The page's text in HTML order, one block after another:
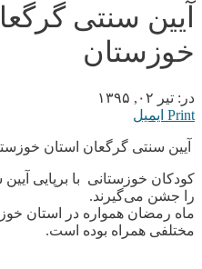
آیین سنتی
خوزستان
در: تیر ۰۲, ۱۳۹۵
Print ایمیل
آیین سنتی گرگعان استان
کودکان خوزستانی‌ با برپایی
را جشن می‌گیرند.
ماه رمضان همواره در استان
مختلفی همراه بوده است.